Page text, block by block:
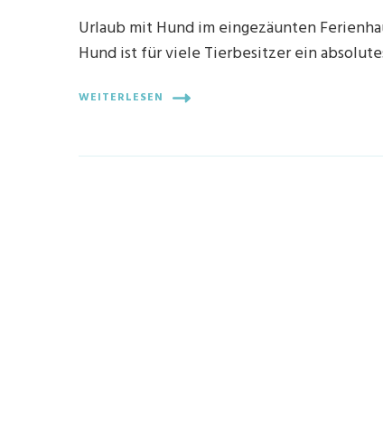
Urlaub mit Hund im eingezäunten
Hund ist für viele Tierbesitzer ein
WEITERLESEN